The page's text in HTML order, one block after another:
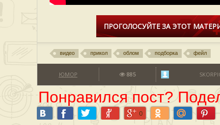
ПРОГОЛОСУЙТЕ ЗА ЭТОТ
видео прикол облом подборка фейл
ЮМОР 885
Понравился пост?
0